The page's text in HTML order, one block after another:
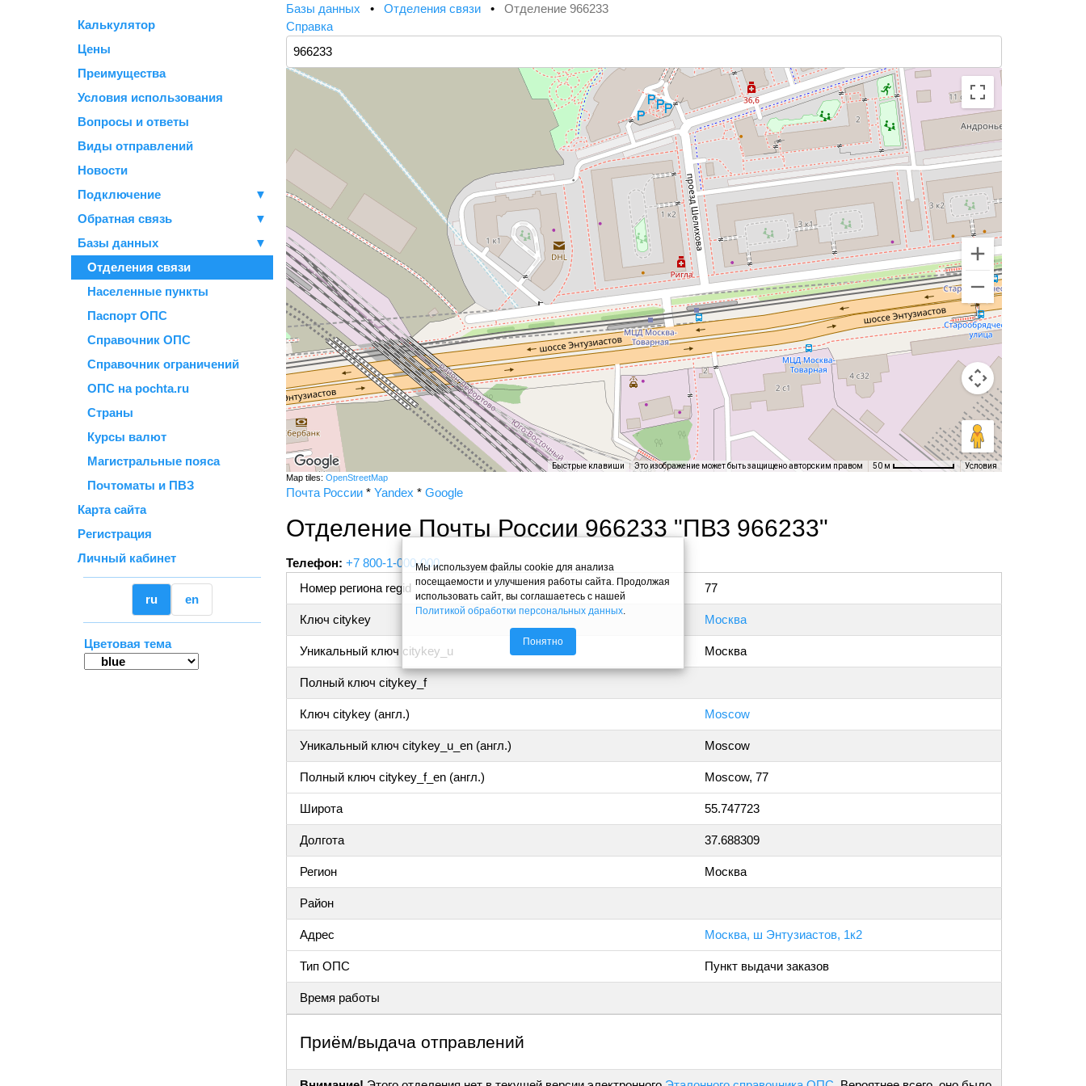
Калькулятор
Цены
Преимущества
Условия использования
Вопросы и ответы
Виды отправлений
Новости
Подключение
▼
Обратная связь
▼
Базы данных
▼
Отделения связи
Населенные пункты
Паспорт ОПС
Справочник ОПС
Справочник ограничений
ОПС на pochta.ru
Страны
Курсы валют
Магистральные пояса
Почтоматы и ПВЗ
Карта сайта
Регистрация
Личный кабинет
ru en
Цветовая тема
Базы данных • Отделения связи • Отделение 966233
Справка
Быстрые клавиши Это изображение может быть защищено авторским правом 50 м Условия
Map tiles: OpenStreetMap
Почта России * Yandex * Google
Отделение Почты России 966233 "ПВЗ 966233"
Телефон: +7 800-1-000-000
Номер региона regid
77
Ключ citykey Москва
Уникальный ключ citykey_u Москва
Полный ключ citykey_f
Ключ citykey (англ.) Moscow
Уникальный ключ citykey_u_en (англ.) Moscow
Полный ключ citykey_f_en (англ.) Moscow, 77
Широта 55.747723
Долгота 37.688309
Регион Москва
Район
Адрес Москва, ш Энтузиастов, 1к2
Тип ОПС Пункт выдачи заказов
Время работы
Приём/выдача отправлений
Мы используем файлы cookie для анализа
посещаемости и улучшения работы сайта. Продолжая
использовать сайт, вы соглашаетесь с нашей
Политикой обработки персональных данных
Понятно